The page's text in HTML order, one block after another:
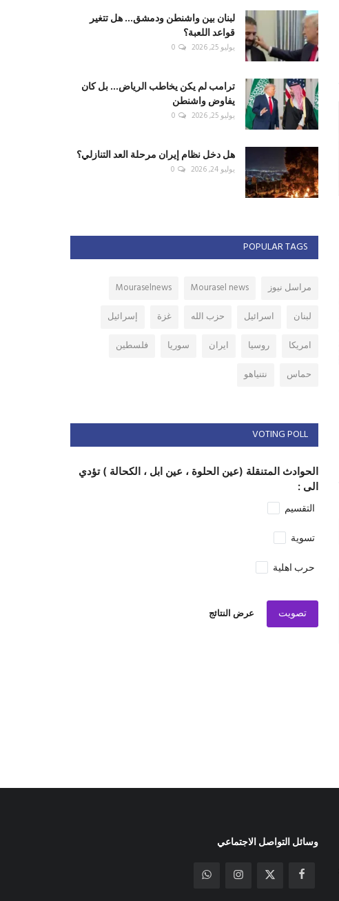
لبنان بين واشنطن ودمشق... هل تتغير
قواعد اللعبة؟
يوليو 25, 2026 0
ترامب لم يكن يخاطب الرياض... بل كان
يفاوض واشنطن
يوليو 25, 2026 0
هل دخل نظام إيران مرحلة العد التنازلي؟
يوليو 24, 2026 0
POPULAR TAGS
مراسل نيوز Mourasel news
Mouraselnews
لبنان
اسرائيل حزب الله غزة
إسرائيل
امريكا
روسيا ايران سوريا
فلسطين
حماس
نتنياهو
VOTING POLL
الحوادث المتنقلة (عين الحلوة ، عين ابل ، الكحالة ) تؤدي
الى :
التقسيم
تسوية
حرب اهلية
تصويت عرض النتائج
وسائل التواصل الاجتماعي